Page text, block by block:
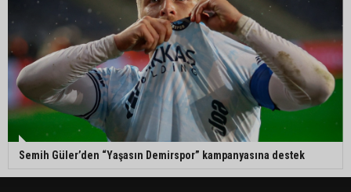
Semih Güler’den “Yaşasın Demirspor” kampanyasına destek